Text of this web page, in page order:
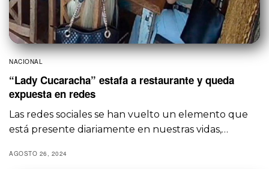
NACIONAL
“Lady Cucaracha” estafa a restaurante y queda
expuesta en redes
Las redes sociales se han vuelto un elemento que
está presente diariamente en nuestras vidas,…
AGOSTO 26, 2024